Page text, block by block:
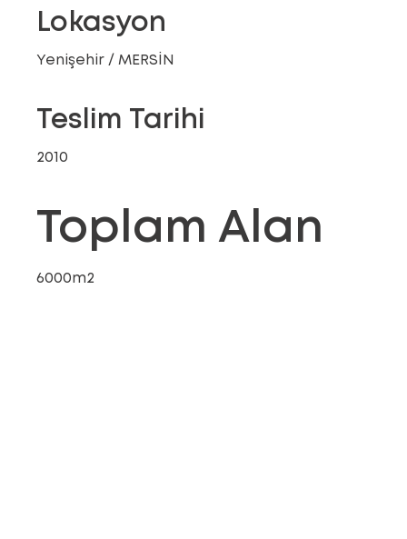
Lokasyon
2010
6000m2
Toplam Alan
Yenişehir / MERSİN
Teslim Tarihi